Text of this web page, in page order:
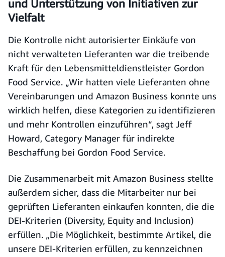
und Unterstützung von Initiativen zur
Vielfalt
Die Kontrolle nicht autorisierter Einkäufe von
nicht verwalteten Lieferanten war die treibende
Kraft für den Lebensmitteldienstleister Gordon
Food Service. „Wir hatten viele Lieferanten ohne
Vereinbarungen und Amazon Business konnte uns
wirklich helfen, diese Kategorien zu identifizieren
und mehr Kontrollen einzuführen“, sagt Jeff
Howard, Category Manager für indirekte
Beschaffung bei Gordon Food Service.
Die Zusammenarbeit mit Amazon Business stellte
außerdem sicher, dass die Mitarbeiter nur bei
geprüften Lieferanten einkaufen konnten, die die
DEI-Kriterien (Diversity, Equity and Inclusion)
erfüllen. „Die Möglichkeit, bestimmte Artikel, die
unsere DEI-Kriterien erfüllen, zu kennzeichnen